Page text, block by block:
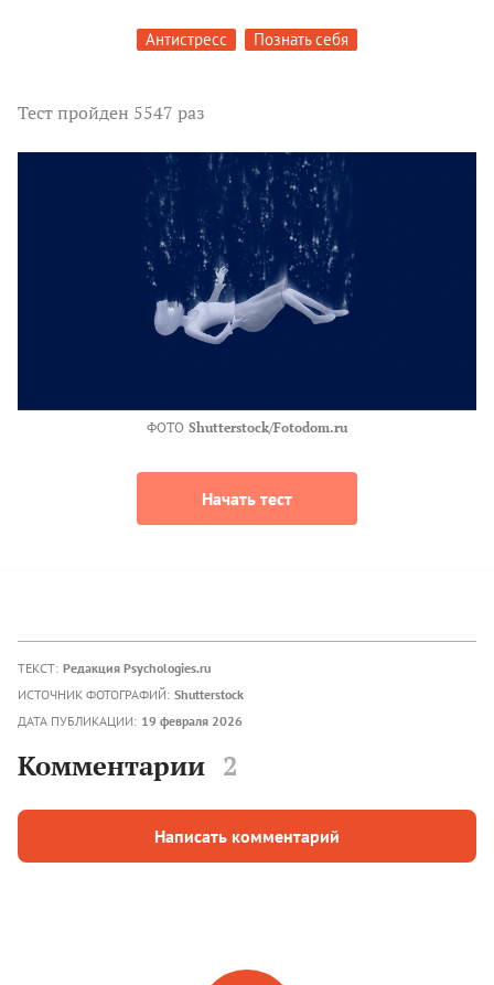
Антистресс Познать себя
Тестпройден 5547 раз
ФОТО Shutterstock/Fotodom.ru
Начать тест
ТЕКСТ: Редакция Psychologies.ru
ИСТОЧНИК ФОТОГРАФИЙ: Shutterstock
ДАТА ПУБЛИКАЦИИ: 19 февраля 2026
Комментарии 2
Написать комментарий